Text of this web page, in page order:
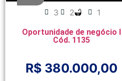
3 2 1
Oportunidade de negócio I
Cód. 1135
R$ 380.000,00